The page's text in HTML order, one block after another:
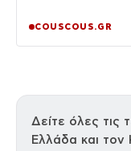
COUSCOUS.GR
Δείτε όλες τις
Ελλάδα και τον